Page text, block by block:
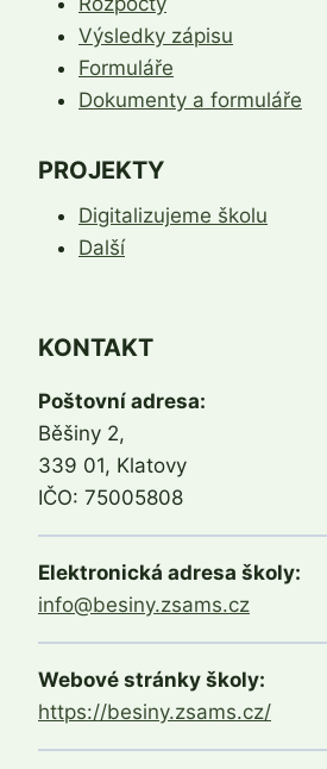
Výsledky zápisu
Formuláře
Dokumenty a formuláře
PROJEKTY
Digitalizujeme školu
Další
KONTAKT
Poštovní adresa:
Běšiny 2,
339 01, Klatovy
IČO: 75005808
Elektronická adresa školy:
info@besiny.zsams.cz
Webové stránky školy:
https://besiny.zsams.cz/